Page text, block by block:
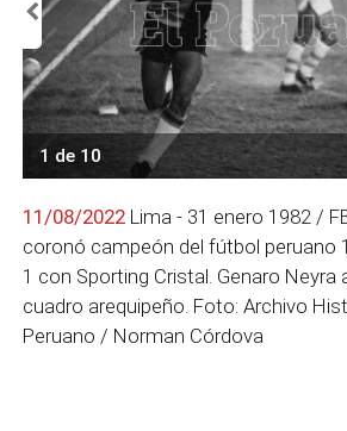
1 de 10
11/08/2022 Lima - 31 enero 1982 /
coronó campeón del fútbol peruano
1 con Sporting Cristal. Genaro Neyra
cuadro arequipeño. Foto: Archivo
Peruano / Norman Córdova